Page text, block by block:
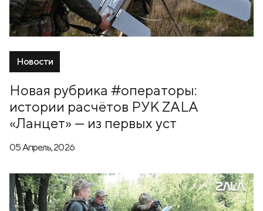
Новости
Новая рубрика #операторы:
истории расчётов РУК ZALA
«Ланцет» — из первых уст
05 Апрель, 2026